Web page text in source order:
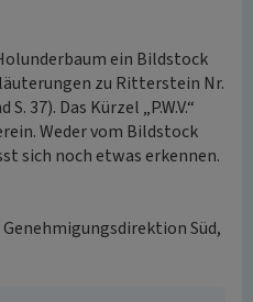
ein Bildstock
zu Ritterstein Nr.
37). Das Kürzel „P.W.V.“
Weder vom Bildstock
sich noch etwas erkennen.
Süd,